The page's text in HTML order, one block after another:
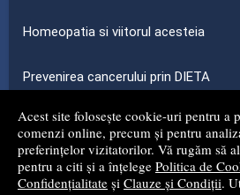
Acest site folosește cookie-uri pentru a
comenzi online, precum și pentru
preferințelor vizitatorilor. Vă rugăm să
pentru a citi și a înțelege Politica de
Confidențialitate și Clauze și Condiții.
Homeopatia si viitorul acesteia
Prevenirea cancerului prin DIETA
...toate știrile
© 2008 - 2026S.C. MG NET